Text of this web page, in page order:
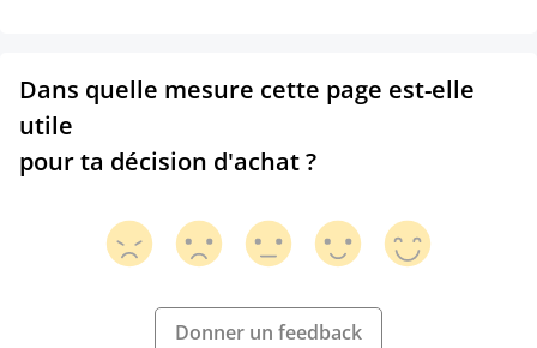
Dans quelle mesure cette page est-elle
utile
pour ta décision d'achat ?
Donner un feedback